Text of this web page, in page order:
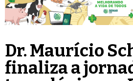
Dr. Maurício
finaliza a